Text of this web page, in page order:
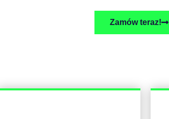
Zamów teraz!